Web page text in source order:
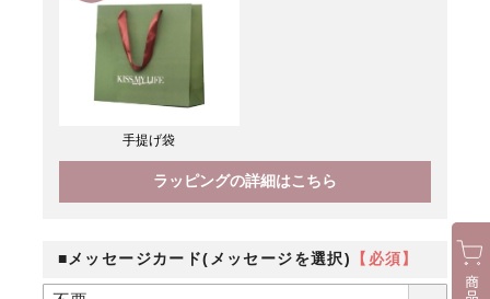
手提げ袋
ラッピングの詳細はこちら
■メッセージカード(メッセージを選択) 【必須】